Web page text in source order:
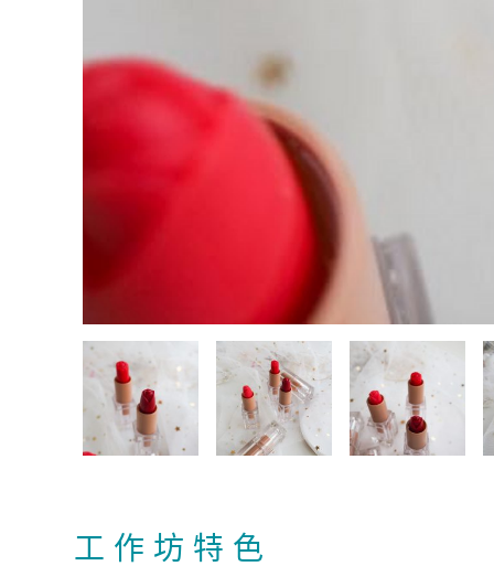
工 作 坊 特 色